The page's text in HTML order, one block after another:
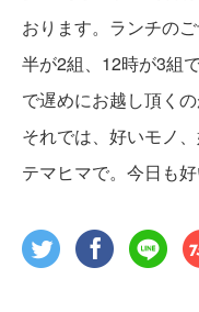
おります。ランチの
半が2組、12時が3組
で遅めにお越し頂くの
それでは、好いモノ
テマヒマで。今日も好